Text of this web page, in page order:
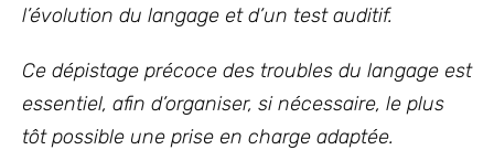
l’évolution du langage et d’un test auditif.
Ce dépistage précoce des troubles du langage est
essentiel, afin d’organiser, si nécessaire, le plus
tôt possible une prise en charge adaptée.